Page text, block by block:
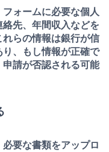
ォームに必要な個人
先、年間収入などを
らの情報は銀行が信
、もし情報が正確で
請が否認される可能
必要な書類をアップロ